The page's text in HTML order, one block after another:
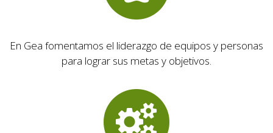
En Gea fomentamos el liderazgo de equipos y personas
para lograr sus metas y objetivos.